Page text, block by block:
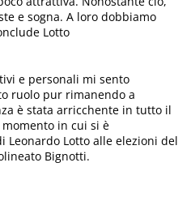
e sogna. A loro dobbiamo
Lotto
e personali mi sento
ruolo pur rimanendo a
è stata arricchente in tutto il
in cui si è
Leonardo Lotto alle elezioni del
Bignotti.